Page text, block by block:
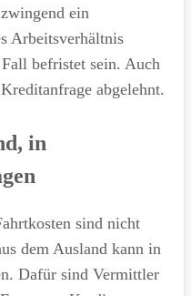
ein
Arbeitsverhältnis
befristet sein. Auch
abgelehnt.
in
sind nicht
dem Ausland kann in
Dafür sind Vermittler